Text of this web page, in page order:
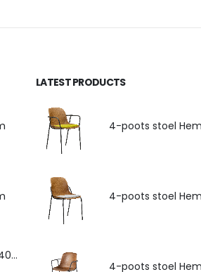
Presto RT bureau 140x80cm
LATEST PRODUCTS